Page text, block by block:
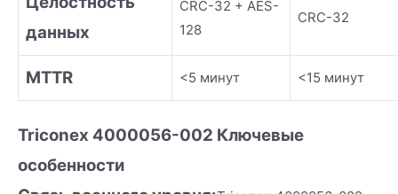
данных
CRC-32 + AES-
128
CRC-32
MTTR <5 минут <15 минут
Triconex 4000056-002 Ключевые
особенности